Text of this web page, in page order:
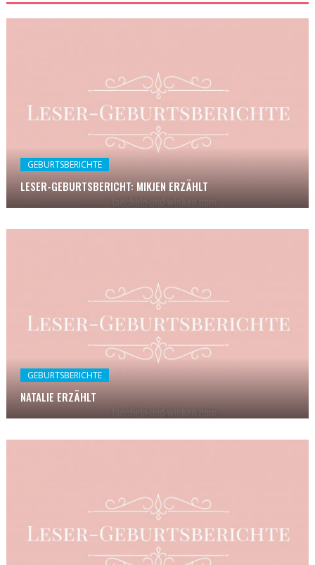
GEBURTSBERICHTE
LESER-GEBURTSBERICHT: MIKJEN ERZÄHLT
GEBURTSBERICHTE
NATALIE ERZÄHLT